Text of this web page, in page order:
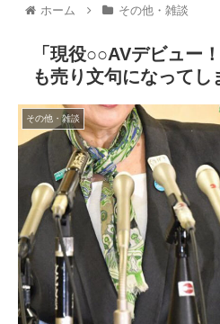
ホーム その他・雑談
「現役○○AVデビュー
も売り文句になってし
その他・雑談